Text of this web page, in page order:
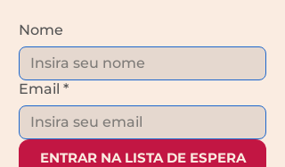
Nome
Email *
ENTRAR NA LISTA DE ESPERA